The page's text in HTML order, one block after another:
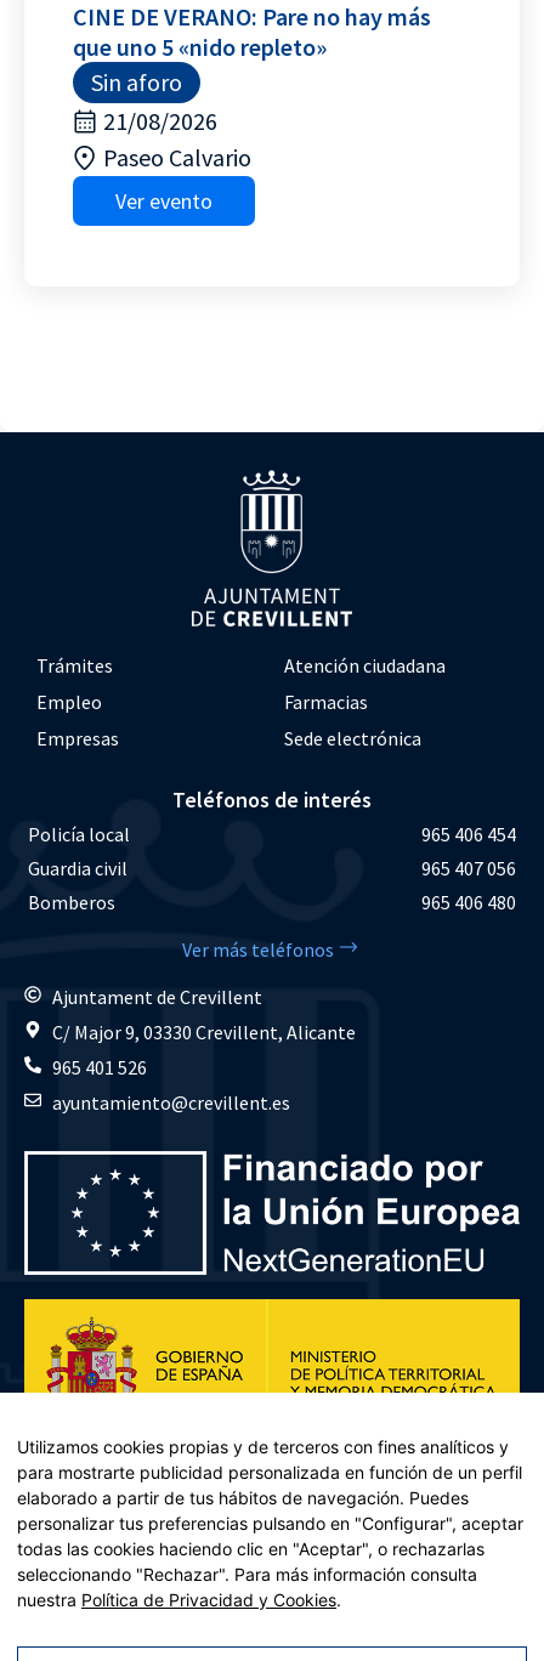
CINE DE VERANO: Pare no hay más
que uno 5 «nido repleto»
Sin aforo
21/08/2026
Paseo Calvario
Ver evento
Trámites
Atención ciudadana
Empleo
Farmacias
Empresas
Sede electrónica
Teléfonos de interés
Policía local
965 406 454
Guardia civil
965 407 056
Bomberos
965 406 480
Ver más teléfonos
Ajuntament de Crevillent
C/ Major 9, 03330 Crevillent, Alicante
965 401 526
ayuntamiento@crevillent.es
Plan de Recuperación, Transformación y Resiliencia – Financiado por
Recuperación y resiliencia, establecido por el Reglamento (UE)
Utilizamos cookies propias y de terceros con fines analíticos y
para mostrarte publicidad personalizada en función de un perfil
elaborado a partir de tus hábitos de navegación. Puedes
personalizar tus preferencias pulsando en "Configurar", aceptar
todas las cookies haciendo clic en "Aceptar", o rechazarlas
seleccionando "Rechazar". Para más información consulta
nuestra Política de Privacidad y Cookies.